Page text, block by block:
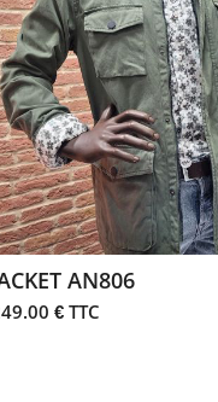
AN806
€ TTC